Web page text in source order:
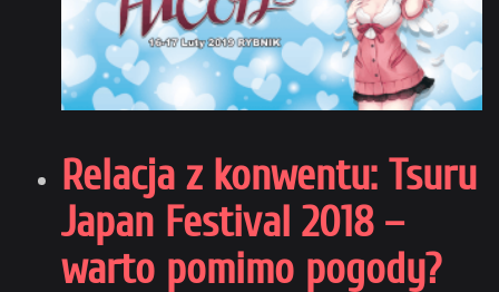
Relacja z konwentu: Tsuru
Japan Festival 2018 –
warto pomimo pogody?